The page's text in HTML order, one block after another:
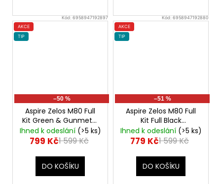
Kód:6958947192897
AKCE
TIP
–50 %
Aspire Zelos M80 Full
Kit Green & Gunmetal
Elektronický Grip
Ihned k odeslání (>5 ks)
799 Kč1 599 Kč
DO KOŠÍKU
Kód:6958947192880
AKCE
TIP
–51 %
Aspire Zelos M80 Full
Kit Full Black
Elektronický Grip
Ihned k odeslání (>5 ks)
779 Kč1 599 Kč
DO KOŠÍKU